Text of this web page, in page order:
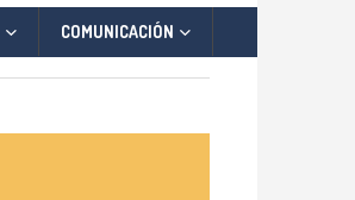
COMUNICACIÓN